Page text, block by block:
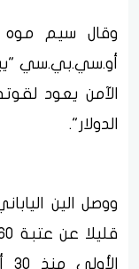
وقال سيم موه
أو.سي.بي.سي
الآمن يعود
الدولار".